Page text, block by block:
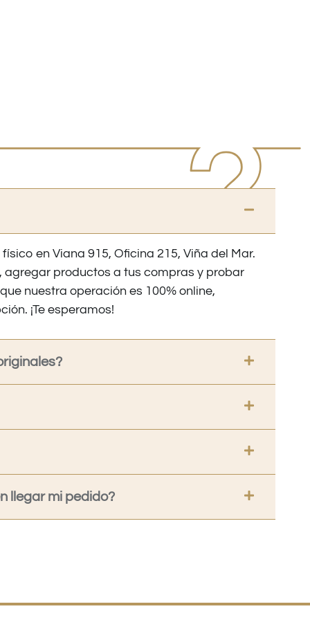
en Viana 915, Oficina 215, Viña del Mar.
agregar productos a tus compras y probar
nuestra operación es 100% online,
¡Te esperamos!
llegar mi pedido?